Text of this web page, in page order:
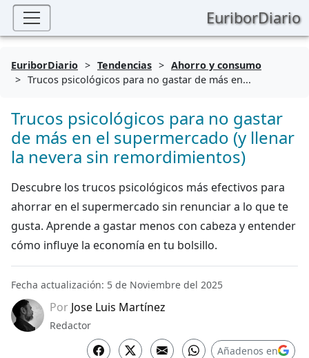
EuriborDiario
EuriborDiario > Tendencias > Ahorro y consumo
> Trucos psicológicos para no gastar de más en...
Trucos psicológicos para no gastar
de más en el supermercado (y llenar
la nevera sin remordimientos)
Descubre los trucos psicológicos más efectivos para
ahorrar en el supermercado sin renunciar a lo que te
gusta. Aprende a gastar menos con cabeza y entender
cómo influye la economía en tu bolsillo.
Fecha actualización: 5 de Noviembre del 2025
Por Jose Luis Martínez
Redactor
Añadenos en